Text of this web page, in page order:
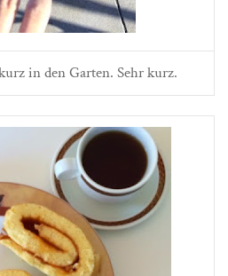
in den Garten. Sehr kurz.